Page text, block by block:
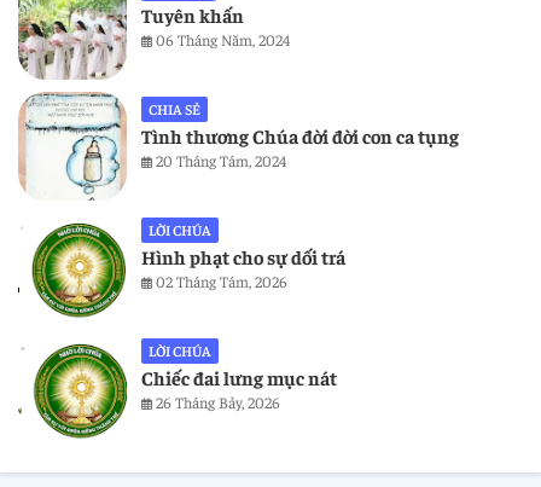
Tuyên khấn
06 Tháng Năm, 2024
CHIA SẺ
Tình thương Chúa đời đời con ca tụng
20 Tháng Tám, 2024
LỜI CHÚA
Hình phạt cho sự dối trá
02 Tháng Tám, 2026
LỜI CHÚA
Chiếc đai lưng mục nát
26 Tháng Bảy, 2026